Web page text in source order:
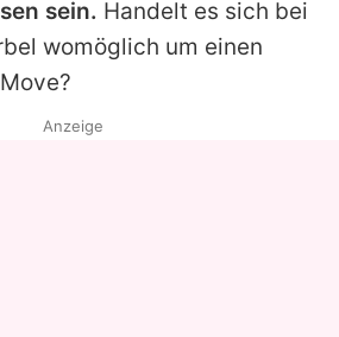
Utiq verwalten
sein. Handelt es sich bei
womöglich um einen
Anzeige